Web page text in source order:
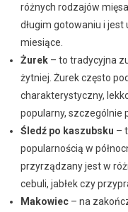
różnych rodzajów
długim gotowaniu i
miesiące.
Żurek– to tradycyjna
żytniej. Żurek często
charakterystyczny,
popularny, szczególnie
Śledź po kaszubsku –
popularnością w
przyrządzany jest w
cebuli, jabłek czy
Makowiec– na